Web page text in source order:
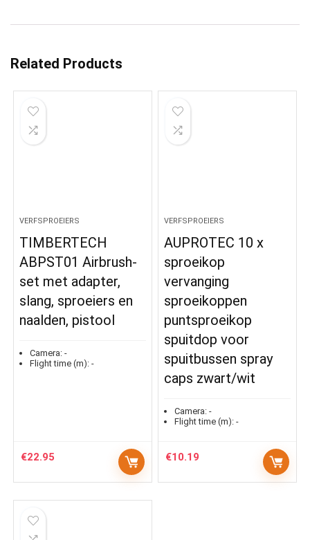
Related Products
VERFSPROEIERS
TIMBERTECH
ABPST01 Airbrush-
set met adapter,
slang, sproeiers en
naalden, pistool
Camera: -
Flight time (m): -
€22.95
VERFSPROEIERS
AUPROTEC 10 x
sproeikop
vervanging
sproeikoppen
puntsproeikop
spuitdop voor
spuitbussen spray
caps zwart/wit
Camera: -
Flight time (m): -
€10.19